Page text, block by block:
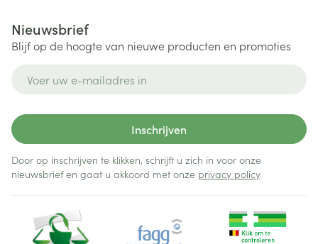
Nieuwsbrief
Blijf op de hoogte van nieuwe producten en promoties
Inschrijven
Door op inschrijven te klikken, schrijft u zich in voor onze
nieuwsbrief en gaat u akkoord met onze privacy policy.